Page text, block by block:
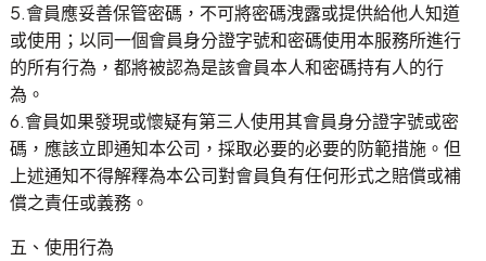
5.會員應妥善保管密碼，不可將密碼洩露或提供給他人知道
或使用；以同一個會員身分證字號和密碼使用本服務所進行
的所有行為，都將被認為是該會員本人和密碼持有人的行
為。
6.會員如果發現或懷疑有第三人使用其會員身分證字號或密
碼，應該立即通知本公司，採取必要的必要的防範措施。但
上述通知不得解釋為本公司對會員負有任何形式之賠償或補
償之責任或義務。
五、使用行為